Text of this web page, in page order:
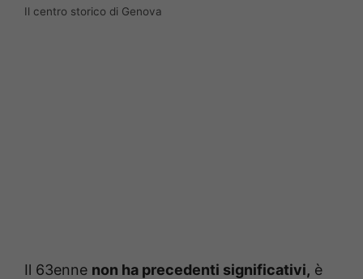
Il centro storico di Genova
Il 63enne non ha precedenti significativi, è